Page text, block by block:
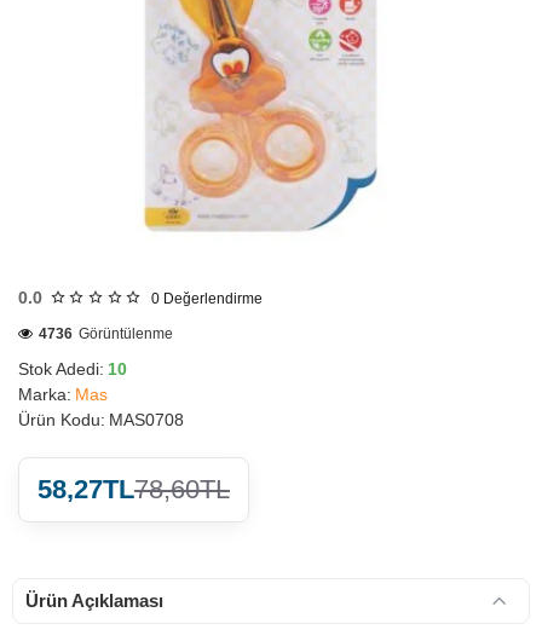
0.0 0 Değerlendirme
Stok Adedi: 10
Marka: Mas
Ürün Kodu: MAS0708
4736 Görüntülenme
58,27TL78,60TL
Ürün Açıklaması